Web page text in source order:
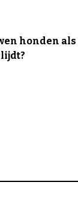
honden